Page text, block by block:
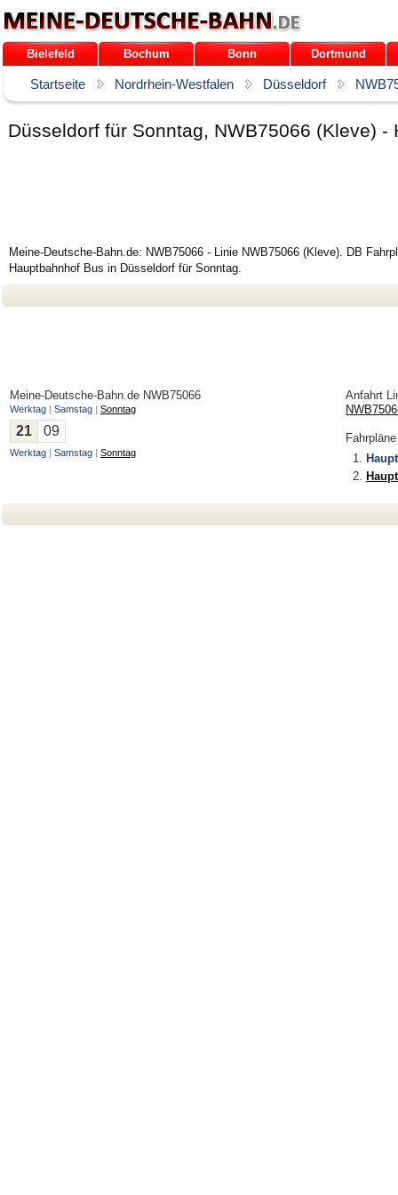
Bielefeld Bochum Bonn Dortmund
Startseite Nordrhein-Westfalen Düsseldorf
Düsseldorf für Sonntag, NWB75066 (Kleve)
Meine-Deutsche-Bahn.de: NWB75066 - Linie NWB75066 (Kleve). DB
Hauptbahnhof Bus in Düsseldorf für Sonntag.
Meine-Deutsche-Bahn.de NWB75066
Werktag | Samstag | Sonntag
21 09
Werktag | Samstag | Sonntag
Anfahrt
Fahrpläne